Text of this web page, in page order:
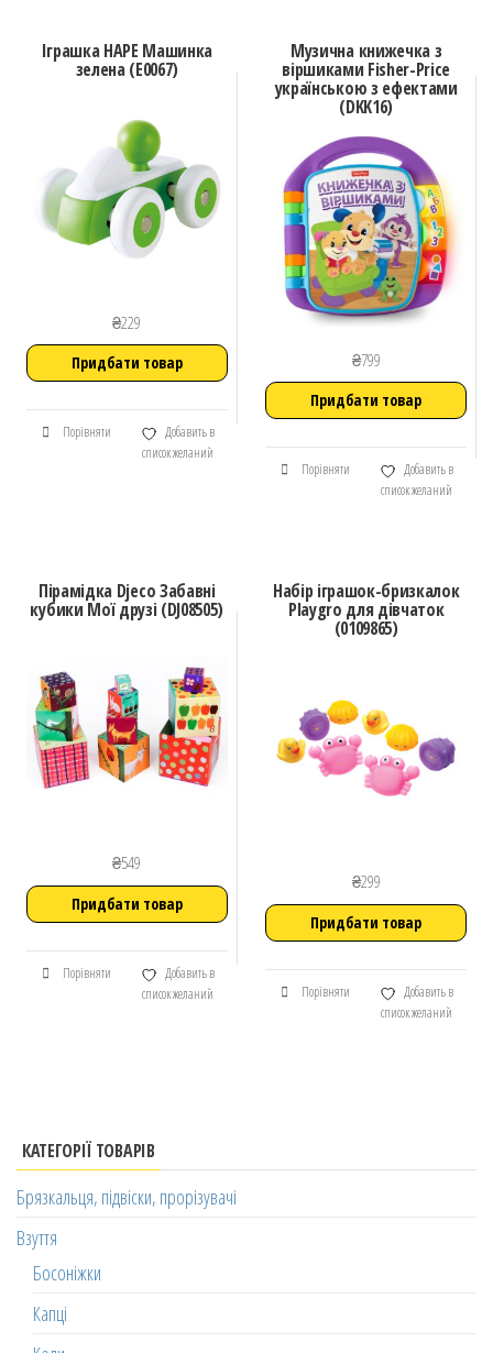
Іграшка HAPE Машинка
зелена (E0067)
₴229
Придбати товар
Порівняти
Добавить в
список желаний
Музична книжечка з
віршиками Fisher-Price
українською з ефектами
(DKK16)
₴799
Придбати товар
Порівняти
Добавить в
список желаний
Пірамідка Djeco Забавні
кубики Мої друзі (DJ08505)
₴549
Придбати товар
Порівняти
Добавить в
список желаний
Набір іграшок-бризкалок
Playgro для дівчаток
(0109865)
₴299
Придбати товар
Порівняти
Добавить в
список желаний
КАТЕГОРІЇ ТОВАРІВ
Брязкальця, підвіски, прорізувачі
Взуття
Босоніжки
Капці